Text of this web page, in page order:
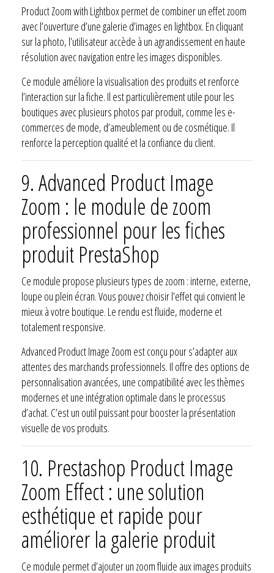
Product Zoom with Lightbox permet de combiner un effet zoom
avec l’ouverture d’une galerie d’images en lightbox. En cliquant
sur la photo, l’utilisateur accède à un agrandissement en haute
résolution avec navigation entre les images disponibles.
Ce module améliore la visualisation des produits et renforce
l’interaction sur la fiche. Il est particulièrement utile pour les
boutiques avec plusieurs photos par produit, comme les e-
commerces de mode, d’ameublement ou de cosmétique. Il
renforce la perception qualité et la confiance du client.
9.Advanced Product Image
Zoom : le module de zoom
professionnel pour les fiches
produit PrestaShop
Ce module propose plusieurs types de zoom : interne, externe,
loupe ou plein écran. Vous pouvez choisir l’effet qui convient le
mieux à votre boutique. Le rendu est fluide, moderne et
totalement responsive.
Advanced Product Image Zoom est conçu pour s’adapter aux
attentes des marchands professionnels. Il offre des options de
personnalisation avancées, une compatibilité avec les thèmes
modernes et une intégration optimale dans le processus
d’achat. C’est un outil puissant pour booster la présentation
visuelle de vos produits.
10. Prestashop Product Image
Zoom Effect : une solution
esthétique et rapide pour
améliorer la galerie produit
Ce module permet d’ajouter un zoom fluide aux images produits